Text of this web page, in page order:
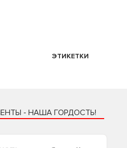
ЭТИКЕТКИ
- НАША ГОРДОСТЬ!